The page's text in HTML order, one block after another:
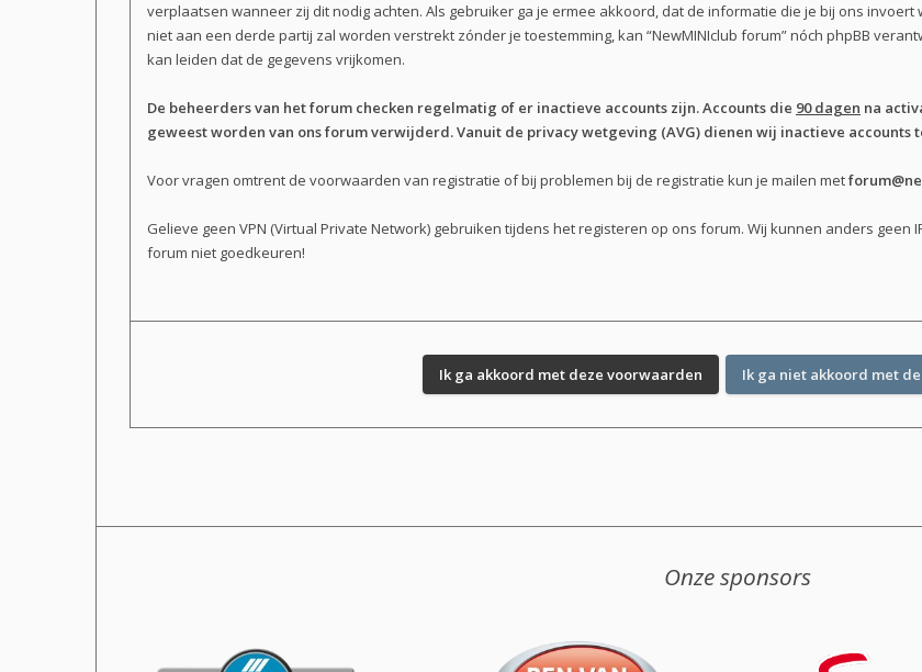
verplaatsen wanneer zij dit nodig achten. Als gebruiker ga je ermee akkoord, dat de informatie die je bij ons
niet aan een derde partij zal worden verstrekt zónder je toestemming, kan “NewMINIclub forum” nóch phpBB
kan leiden dat de gegevens vrijkomen.
De beheerders van het forum checken regelmatig of er inactieve accounts zijn. Accounts die 90 dagen na
geweest worden van ons forum verwijderd. Vanuit de privacy wetgeving (AVG) dienen wij inactieve
Voor vragen omtrent de voorwaarden van registratie of bij problemen bij de registratie kun je mailen met
Gelieve geen VPN (Virtual Private Network) gebruiken tijdens het registeren op ons forum. Wij kunnen anders
forum niet goedkeuren!
Onze sponsors